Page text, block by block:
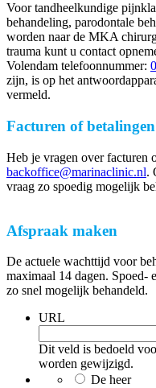
Voor tandheelkundige
behandeling, parodontale
worden naar de MKA
trauma kunt u contact
Volendam telefoonnummer:
zijn, is op het
vermeld.
Facturen of betalingen
Heb je vragen over facturen
backoffice@marinaclinic.nl.
vraag zo spoedig mogelijk
Afspraak maken
De actuele wachttijd voor
maximaal 14 dagen. Spoed-
zo snel mogelijk behandeld.
URL
Dit veld is bedoeld
worden gewijzigd.
De heer